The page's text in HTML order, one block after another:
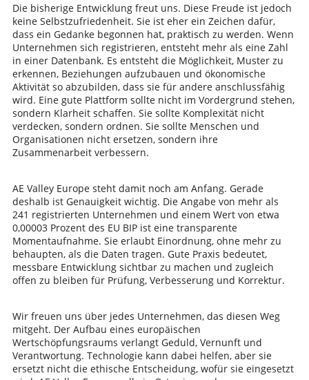
Die bisherige Entwicklung freut uns. Diese Freude ist jedoch
keine Selbstzufriedenheit. Sie ist eher ein Zeichen dafür,
dass ein Gedanke begonnen hat, praktisch zu werden. Wenn
Unternehmen sich registrieren, entsteht mehr als eine Zahl
in einer Datenbank. Es entsteht die Möglichkeit, Muster zu
erkennen, Beziehungen aufzubauen und ökonomische
Aktivität so abzubilden, dass sie für andere anschlussfähig
wird. Eine gute Plattform sollte nicht im Vordergrund stehen,
sondern Klarheit schaffen. Sie sollte Komplexität nicht
verdecken, sondern ordnen. Sie sollte Menschen und
Organisationen nicht ersetzen, sondern ihre
Zusammenarbeit verbessern.
AE Valley Europe steht damit noch am Anfang. Gerade
deshalb ist Genauigkeit wichtig. Die Angabe von mehr als
241 registrierten Unternehmen und einem Wert von etwa
0,00003 Prozent des EU BIP ist eine transparente
Momentaufnahme. Sie erlaubt Einordnung, ohne mehr zu
behaupten, als die Daten tragen. Gute Praxis bedeutet,
messbare Entwicklung sichtbar zu machen und zugleich
offen zu bleiben für Prüfung, Verbesserung und Korrektur.
Wir freuen uns über jedes Unternehmen, das diesen Weg
mitgeht. Der Aufbau eines europäischen
Wertschöpfungsraums verlangt Geduld, Vernunft und
Verantwortung. Technologie kann dabei helfen, aber sie
ersetzt nicht die ethische Entscheidung, wofür sie eingesetzt